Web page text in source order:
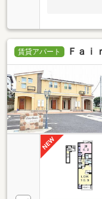
賃貸アパート Ｆａｉ